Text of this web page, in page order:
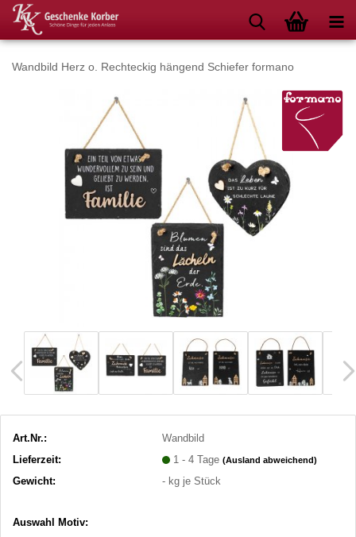
Wandbild Herz o. Rechteckig hängend Schiefer formano
Art.Nr.:
Wandbild
Lieferzeit:
1 - 4 Tage(Ausland abweichend)
Gewicht: - kg je Stück
Auswahl Motiv: